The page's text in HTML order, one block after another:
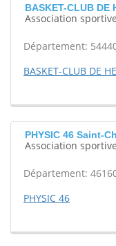
BASKET-CLUB DE
Association sportive
Département:
BASKET-CLUB DE
PHYSIC 46 Saint-
Association sportive
Département:
PHYSIC 46